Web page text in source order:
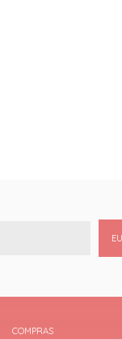
COMPRAS